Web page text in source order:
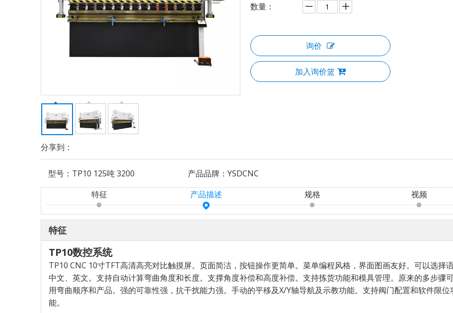
分享到：
数量：
询价
加入询价篮
型号： TP10 125吨 3200 产品品牌： YSDCNC
特征
产品描述 规格 视频
特征
TP10数控系统
TP10 CNC 10寸TFT高清高亮对比触摸屏。页面简洁， 按钮操作更简单。菜单编程风格， 界面图画友好。可以选择
中文、英文。支持自动计算弯曲角度和长度。支撑角度补偿和高度补偿。支持拣货功能和模具管理。原来的多步骤
用弯曲顺序和产品。强的可靠性强，抗干扰能力强。手动的平移及X/Y轴导航及示教功能。 支持阀门配置和软件限位
能。